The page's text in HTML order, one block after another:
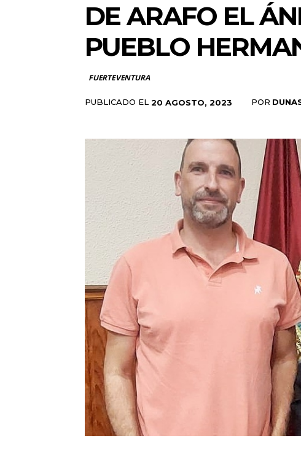
DE ARAFO EL
PUEBLO
FUERTEVENTURA
PUBLICADO EL 20 AGOSTO, 2023 POR